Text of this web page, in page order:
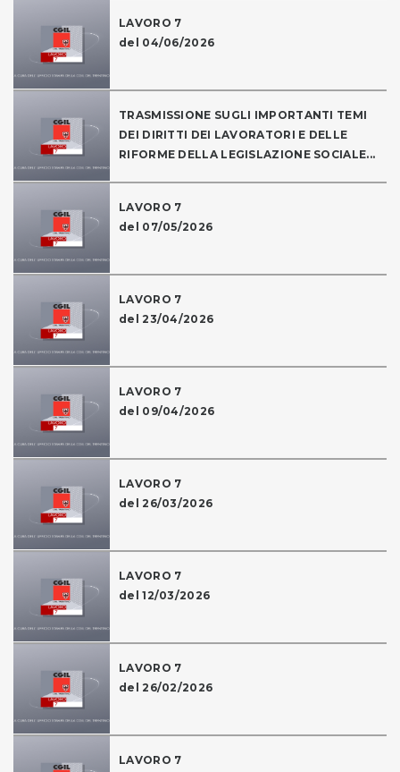
LAVORO 7
del 04/06/2026
TRASMISSIONE SUGLI IMPORTANTI TEMI
DEI DIRITTI DEI LAVORATORI E DELLE
RIFORME DELLA LEGISLAZIONE SOCIALE...
LAVORO 7
del 07/05/2026
LAVORO 7
del 23/04/2026
LAVORO 7
del 09/04/2026
LAVORO 7
del 26/03/2026
LAVORO 7
del 12/03/2026
LAVORO 7
del 26/02/2026
LAVORO 7